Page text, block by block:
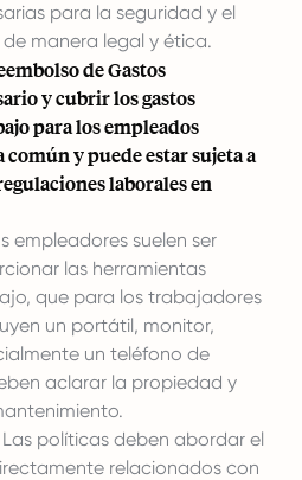
para la seguridad y el
manera legal y ética.
de Gastos
y cubrir los gastos
para los empleados
y puede estar sujeta a
laborales en
empleadores suelen ser
las herramientas
que para los trabajadores
un portátil, monitor,
un teléfono de
aclarar la propiedad y
Las políticas deben abordar el
relacionados con